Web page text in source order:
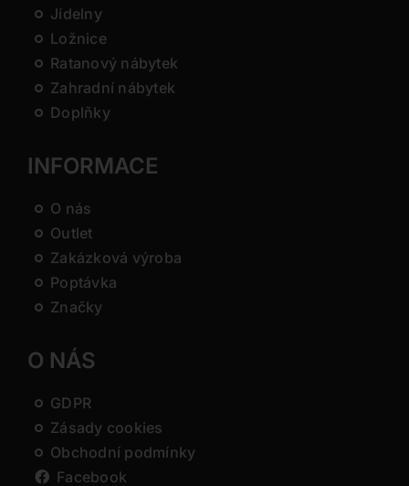
Jídelny
Ložnice
Ratanový nábytek
Zahradní nábytek
Doplňky
INFORMACE
O nás
Outlet
Zakázková výroba
Poptávka
Značky
O NÁS
GDPR
Zásady cookies
Obchodní podmínky
Facebook